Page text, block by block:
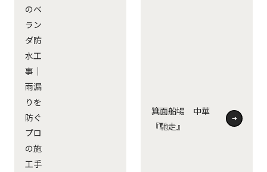
のベ
ラン
ダ防
水工
事｜
雨漏
りを
防ぐ
プロ
の施
工手
箕面船場 中華
『馳走』